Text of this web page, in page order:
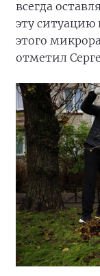
всегда
эту
этого
отметил